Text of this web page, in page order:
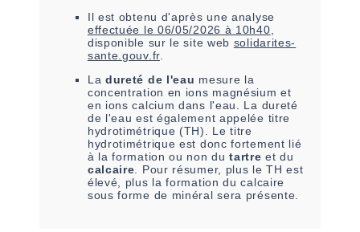
Il est obtenu d'après une analyse
effectuée le 06/05/2026 à 10h40
disponible sur le site web solidarites-
sante.gouv.fr.
La dureté de l'eau mesure la
concentration en ions magnésium et
en ions calcium dans l'eau. La dureté
de l'eau est également appelée titre
hydrotimétrique (TH). Le titre
hydrotimétrique est donc fortement lié
à la formation ou non dutartre et du
calcaire . Pour résumer, plus le TH est
élevé, plus la formation du calcaire
sous forme de minéral sera présente.